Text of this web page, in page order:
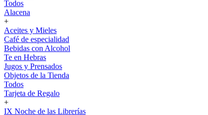
Todos
Alacena
+
Aceites y Mieles
Café de especialidad
Bebidas con Alcohol
Te en Hebras
Jugos y Prensados
Objetos de la Tienda
Todos
Tarjeta de Regalo
+
IX Noche de las Librerías